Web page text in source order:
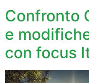
Confronto
e
con focus